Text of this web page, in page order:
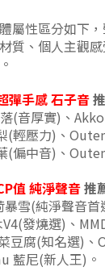
屬性區分如下
質、個人主觀感
彈手感 石子音
(音厚實) 、
輕壓力)、
(偏中音)、
值 純淨聲音推
雪(純淨聲音首
發燒選)、
豆腐(知名選)
藍尼(新人王) 。